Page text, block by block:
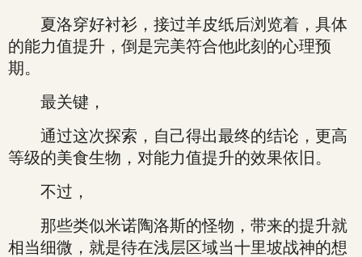
夏洛穿好衬衫，接过羊皮纸后浏览着，具体
的能力值提升，倒是完美符合他此刻的心理预
期。
最关键，
通过这次探索，自己得出最终的结论，更高
等级的美食生物，对能力值提升的效果依旧。
不过，
那些类似米诺陶洛斯的怪物，带来的提升就
相当细微，就是待在浅层区域当十里坡战神的想